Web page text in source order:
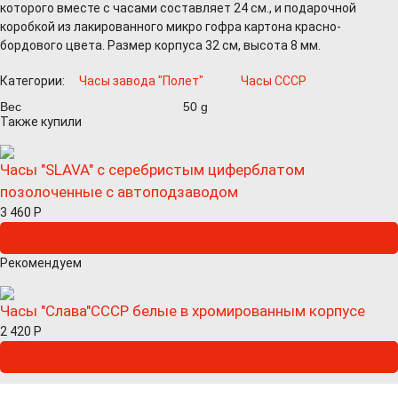
которого вместе с часами составляет 24 см., и подарочной
коробкой из лакированного микро гофра картона красно-
бордового цвета. Размер корпуса 32 см, высота 8 мм.
Категории: Часы завода "Полет"
Часы СССР
Вес
50 g
Также купили
Часы "SLAVA" с серебристым циферблатом
позолоченные с автоподзаводом
3 460 Р
Рекомендуем
Часы "Слава"СССР белые в хромированным корпусе
2 420 Р